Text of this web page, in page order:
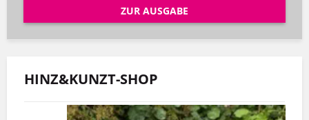
ZUR AUSGABE
HINZ&KUNZT-SHOP